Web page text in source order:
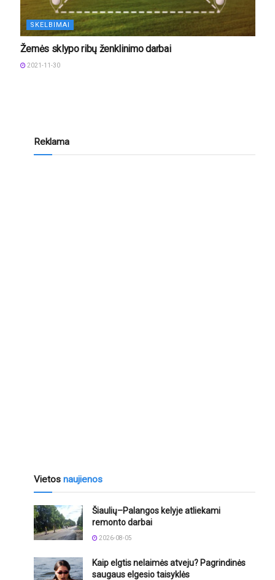
SKELBIMAI
Žemės sklypo ribų ženklinimo darbai
2021-11-30
Reklama
Vietos naujienos
Šiaulių–Palangos kelyje atliekami
remonto darbai
2026-08-05
Kaip elgtis nelaimės atveju? Pagrindinės
saugaus elgesio taisyklės